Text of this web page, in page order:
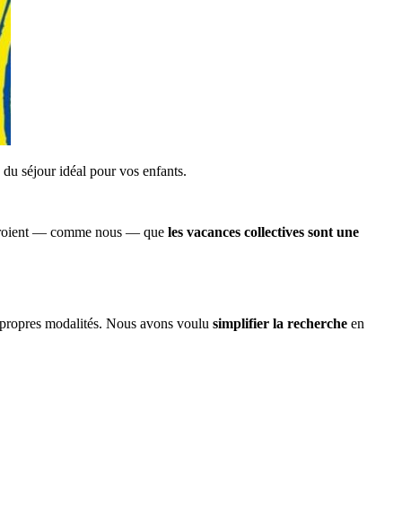
séjour idéal pour vos enfants.
— comme nous — que les vacances collectives sont une
modalités. Nous avons voulu simplifier la recherche en